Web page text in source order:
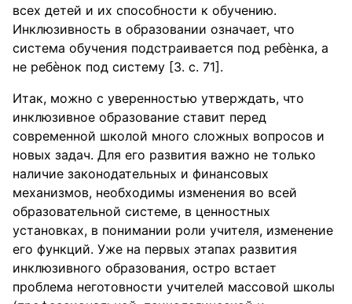
всех детей и их способности к обучению.
Инклюзивность в образовании означает, что
система обучения подстраивается под ребѐнка, а
не ребѐнок под систему [3. с. 71].
Итак, можно с уверенностью утверждать, что
инклюзивное образование ставит перед
современной школой много сложных вопросов и
новых задач. Для его развития важно не только
наличие законодательных и финансовых
механизмов, необходимы изменения во всей
образовательной системе, в ценностных
установках, в понимании роли учителя, изменение
его функций. Уже на первых этапах развития
инклюзивного образования, остро встает
проблема неготовности учителей массовой школы